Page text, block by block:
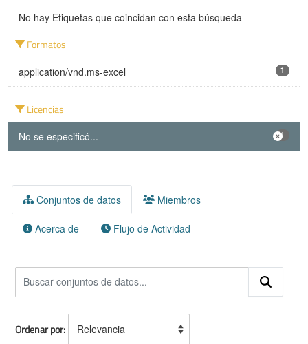
No hay Etiquetas que coincidan con esta búsqueda
Formatos
application/vnd.ms-excel 1
Licencias
No se especificó... 1
Conjuntos de datos Miembros
Acerca de Flujo de Actividad
Ordenar por